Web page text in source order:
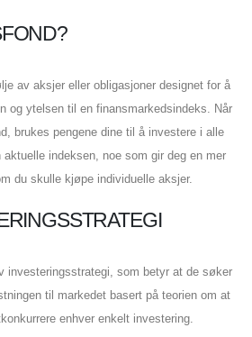
av aksjer eller obligasjoner designet for å
og ytelsen til en finansmarkedsindeks. Når
brukes pengene dine til å investere i alle
indeksen, noe som gir deg en mer
du skulle kjøpe individuelle aksjer.
investeringsstrategi, som betyr at de søker
til markedet basert på teorien om at
enhver enkelt investering.